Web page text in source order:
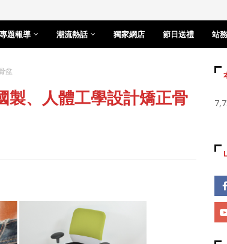
專題報導 潮流熱話 獨家網店 節日送禮 站
盆
製、人體工學設計矯正骨